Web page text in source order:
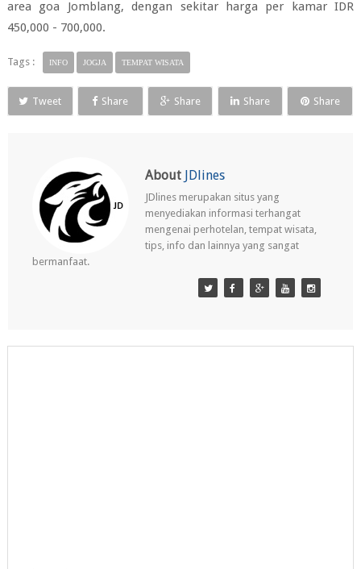
area goa Jomblang, dengan sekitar harga per kamar IDR
450,000 - 700,000.
Tags : INFO JOGJA TEMPAT WISATA
Tweet Share Share Share Share
About JDlines
JDlines merupakan situs yang
menyediakan informasi terhangat
mengenai perhotelan, tempat wisata,
tips, info dan lainnya yang sangat
bermanfaat.